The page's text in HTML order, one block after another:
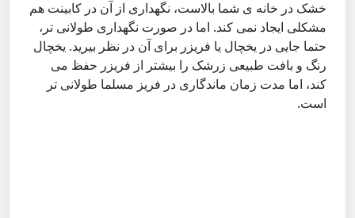
خشک در خانه ی شما بالاست، نگهداری از آن در کابینت هم
مشکلی ایجاد نمی کند. اما در صورت نگهداری طولانی تر،
حتما جایی در یخچال یا فریزر برای آن در نظر بیرید. یخچال
رنگ و بافت طبیعی زرشک را بیشتر از فریزر حفظ می
کند، اما مدت زمان ماندگاری در فریز مسلما طولانی تر
است.